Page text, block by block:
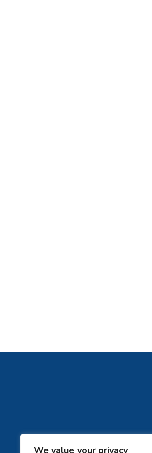
We value your privacy